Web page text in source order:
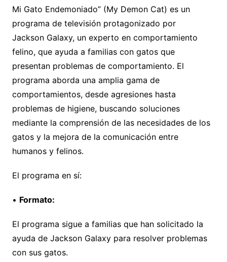
Mi Gato Endemoniado” (My Demon Cat) es un
programa de televisión protagonizado por
Jackson Galaxy, un experto en comportamiento
felino, que ayuda a familias con gatos que
presentan problemas de comportamiento. El
programa aborda una amplia gama de
comportamientos, desde agresiones hasta
problemas de higiene, buscando soluciones
mediante la comprensión de las necesidades de los
gatos y la mejora de la comunicación entre
humanos y felinos.
El programa en sí:
• Formato:
El programa sigue a familias que han solicitado la
ayuda de Jackson Galaxy para resolver problemas
con sus gatos.